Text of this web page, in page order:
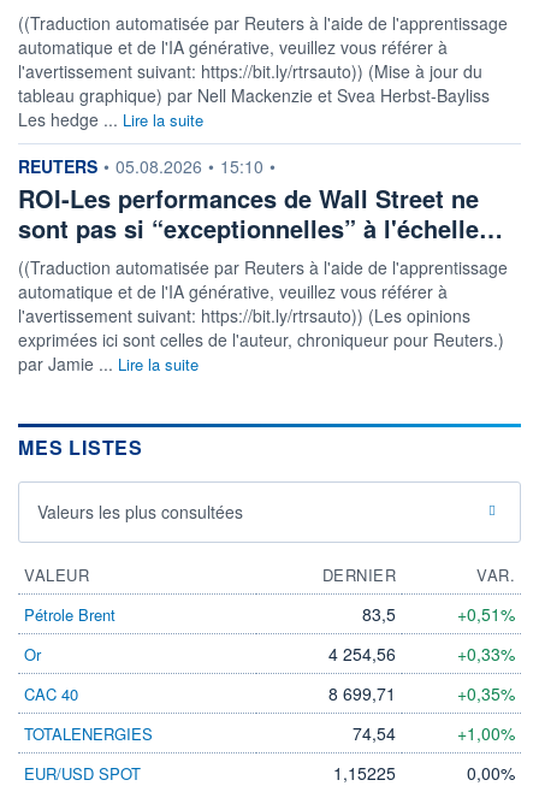
((Traduction automatisée par Reuters à l'aide de l'apprentissage
automatique et de l'IA générative, veuillez vous référer à
l'avertissement suivant: https://bit.ly/rtrsauto)) (Mise à jour du
tableau graphique) par Nell Mackenzie et Svea Herbst-Bayliss
Les hedge ... Lire la suite
information fournie par
REUTERS • 05.08.2026 • 15:10 •
ROI-Les performances de Wall Street ne
sont pas si “exceptionnelles” à l'échelle…
((Traduction automatisée par Reuters à l'aide de l'apprentissage
automatique et de l'IA générative, veuillez vous référer à
l'avertissement suivant: https://bit.ly/rtrsauto)) (Les opinions
exprimées ici sont celles de l'auteur, chroniqueur pour Reuters.)
par Jamie ... Lire la suite
MES LISTES
Valeurs les plus consultées
VALEUR DERNIER
VAR.
Pétrole Brent
83,5 +0,51%
Or 4 254,56 +0,33%
CAC 40 8 699,71 +0,35%
TOTALENERGIES 74,54 +1,00%
EUR/USD SPOT 1,15225 0,00%